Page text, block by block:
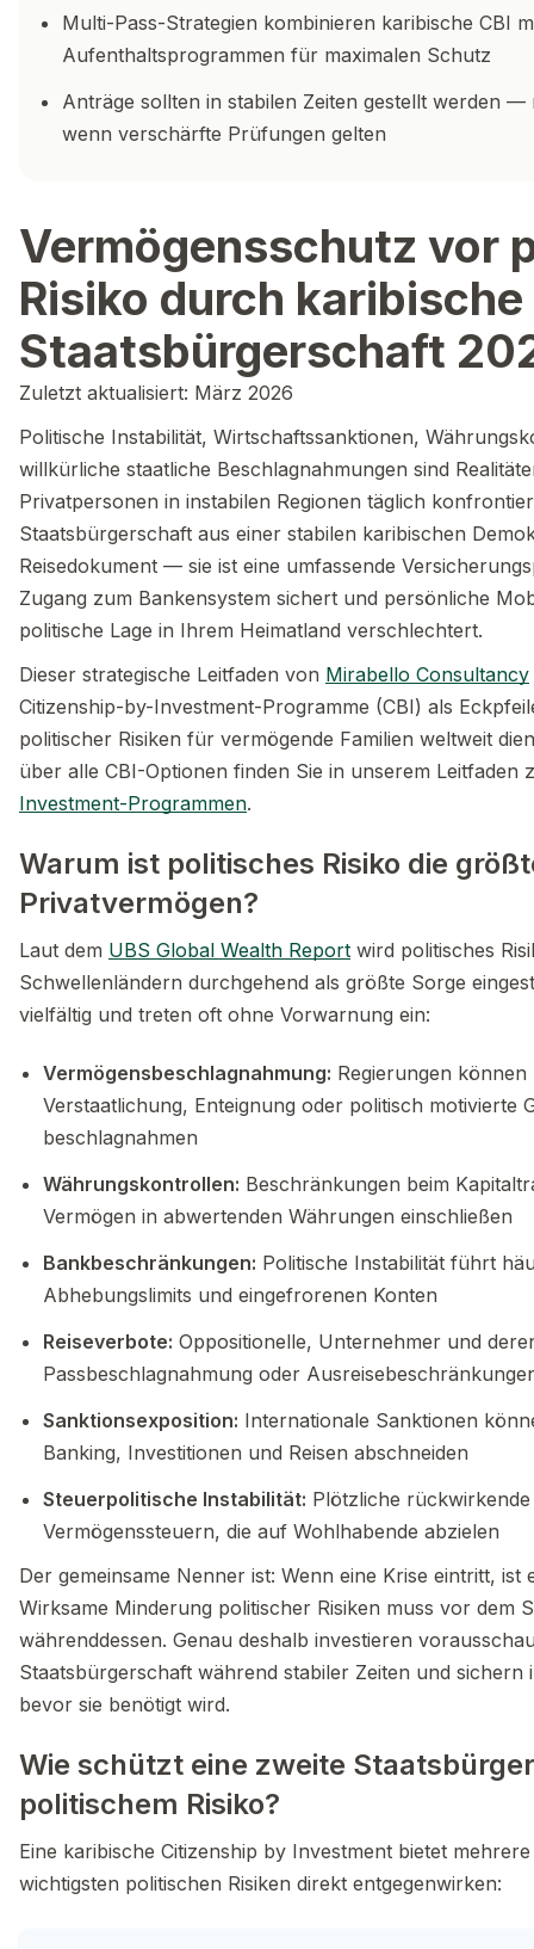
Multi-Pass-Strategien kombinieren karibische CBI
Aufenthaltsprogrammen für maximalen Schutz
Anträge sollten in stabilen Zeiten gestellt werden
wenn verschärfte Prüfungen gelten
Vermögensschutz vor
Risiko durch karibische
Staatsbürgerschaft
Zuletzt aktualisiert: März 2026
Politische Instabilität, Wirtschaftssanktionen,
willkürliche staatliche Beschlagnahmungen sind
Privatpersonen in instabilen Regionen täglich
Staatsbürgerschaft aus einer stabilen karibischen
Reisedokument — sie ist eine umfassende
Zugang zum Bankensystem sichert und persönliche
politische Lage in Ihrem Heimatland verschlechtert.
Dieser strategische Leitfaden von Mirabello Consultancy
Citizenship-by-Investment-Programme (CBI) als
politischer Risiken für vermögende Familien weltweit
über alle CBI-Optionen finden Sie in unserem Leitfaden
Investment-Programmen.
Warum ist politisches Risiko die
Privatvermögen?
Laut dem UBS Global Wealth Report wird politisches
Schwellenländern durchgehend als größte Sorge
vielfältig und treten oft ohne Vorwarnung ein:
Vermögensbeschlagnahmung: Regierungen
Verstaatlichung, Enteignung oder politisch motivierte
beschlagnahmen
Währungskontrollen: Beschränkungen beim
Vermögen in abwertenden Währungen einschließen
Bankbeschränkungen: Politische Instabilität führt
Abhebungslimits und eingefrorenen Konten
Reiseverbote: Oppositionelle, Unternehmer und
Passbeschlagnahmung oder
Sanktionsexposition: Internationale Sanktionen
Banking, Investitionen und Reisen abschneiden
Steuerpolitische Instabilität: Plötzliche
Vermögenssteuern, die auf Wohlhabende abzielen
Der gemeinsame Nenner ist: Wenn eine Krise eintritt, ist
Wirksame Minderung politischer Risiken muss vor
währenddessen. Genau deshalb investieren
Staatsbürgerschaft während stabiler Zeiten und sichern
bevor sie benötigt wird.
Wie schützt eine zweite
politischem Risiko?
Eine karibische Citizenship by Investment bietet
wichtigsten politischen Risiken direkt entgegenwirken: